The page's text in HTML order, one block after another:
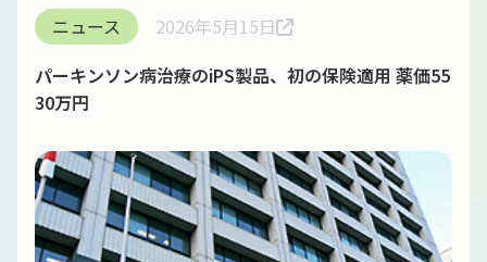
ニュース
2026年5月15日
パーキンソン病治療のiPS製品、初の保険適用 薬価55
30万円